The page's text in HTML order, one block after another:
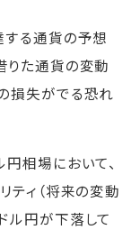
する通貨の予想
りた通貨の変動
損失がでる恐れ
相場において、
ティ（将来の変動
ル円が下落して